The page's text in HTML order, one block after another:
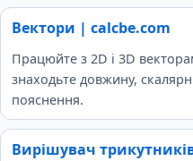
Вектори | calcbe.com
Працюйте з 2D і 3D
знаходьте довжину,
пояснення.
Вирішувач